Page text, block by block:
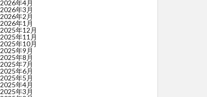
2026年4月
2026年3月
2026年2月
2026年1月
2025年12月
2025年11月
2025年10月
2025年9月
2025年8月
2025年7月
2025年6月
2025年5月
2025年4月
2025年3月